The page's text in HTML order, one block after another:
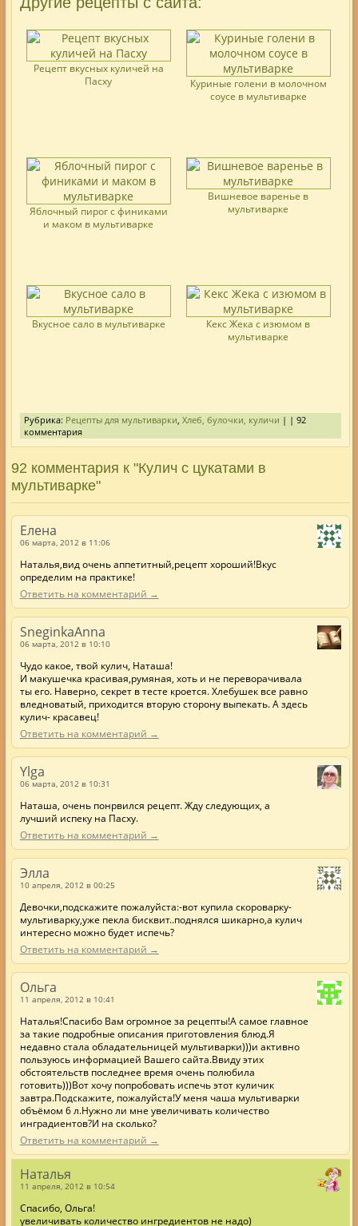
Рецепт вкусных куличей на
Пасху
Куриные голени в молочном
соусе в мультиварке
Яблочный пирог с финиками
и маком в мультиварке
Вишневое варенье в
мультиварке
Вкусное сало в мультиварке
Кекс Жека с изюмом в
мультиварке
Рубрика: Рецепты для мультиварки Хлеб, булочки, куличи | | 92
комментария
92 комментария к "Кулич с цукатами в
мультиварке"
Елена
06 марта, 2012 в 11:06
Наталья,вид очень аппетитный,рецепт хороший!Вкус
определим на практике!
Ответить на комментарий →
SneginkaAnna
06 марта, 2012 в 10:10
Чудо какое, твой кулич, Наташа!
И макушечка красивая,румяная, хоть и не переворачивала
ты его. Наверно, секрет в тесте кроется. Хлебушек все равно
вледноватый, приходится вторую сторону выпекать. А здесь
кулич- красавец!
Ответить на комментарий →
Ylga
06 марта, 2012 в 10:31
Наташа, очень понрвился рецепт. Жду следующих, а
лучший испеку на Пасху.
Ответить на комментарий →
Элла
10 апреля, 2012 в 00:25
Девочки,подскажите пожалуйста:-вот купила скороварку-
мультиварку,уже пекла бисквит..поднялся шикарно,а кулич
интересно можно будет испечь?
Ответить на комментарий →
Ольга
11 апреля, 2012 в 10:41
Наталья!Спасибо Вам огромное за рецепты!А самое главное
за такие подробные описания приготовления блюд.Я
недавно стала обладательницей мультиварки)))и активно
пользуюсь информацией Вашего сайта.Ввиду этих
обстоятельств последнее время очень полюбила
готовить)))Вот хочу попробовать испечь этот куличик
завтра.Подскажите, пожалуйста!У меня чаша мультиварки
объёмом 6 л.Нужно ли мне увеличивать количество
инградиентов?И на сколько?
Ответить на комментарий →
Наталья
11 апреля, 2012 в 10:54
Спасибо, Ольга!
увеличивать количество ингредиентов не надо)